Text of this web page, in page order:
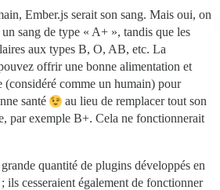
Ember.js serait son sang. Mais oui, on
sang de type « A+ », tandis que les
aux types B, O, AB, etc. La
offrir une bonne alimentation et
(considéré comme un humain) pour
santé
au lieu de remplacer tout son
par exemple B+. Cela ne fonctionnerait
quantité de plugins développés en
ils cesseraient également de fonctionner